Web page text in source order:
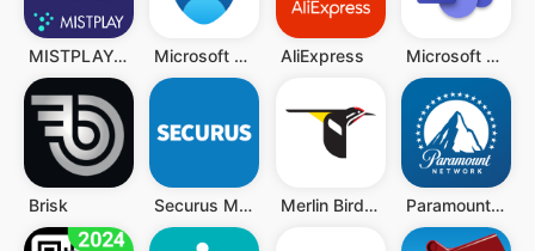
MISTPLAY: Jugar para ganar Microsoft Authenticator AliExpress Microsoft Teams
Brisk Securus Mobile Merlin Bird ID de Cornell Lab Paramount Network